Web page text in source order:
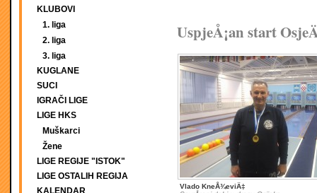
KLUBOVI
1. liga
2. liga
3. liga
KUGLANE
SUCI
IGRAČI LIGE
LIGE HKS
Muškarci
Žene
LIGE REGIJE "ISTOK"
LIGE OSTALIH REGIJA
KALENDAR
UspjeÅ¡an start
Vlado KneÅ¾eviÄ‡